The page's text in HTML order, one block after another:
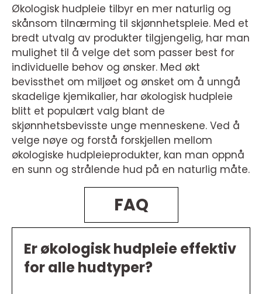
Økologisk hudpleie tilbyr en mer naturlig og
skånsom tilnærming til skjønnhetspleie. Med et
bredt utvalg av produkter tilgjengelig, har man
mulighet til å velge det som passer best for
individuelle behov og ønsker. Med økt
bevissthet om miljøet og ønsket om å unngå
skadelige kjemikalier, har økologisk hudpleie
blitt et populært valg blant de
skjønnhetsbevisste unge menneskene. Ved å
velge nøye og forstå forskjellen mellom
økologiske hudpleieprodukter, kan man oppnå
en sunn og strålende hud på en naturlig måte.
FAQ
Er økologisk hudpleie effektiv
for alle hudtyper?